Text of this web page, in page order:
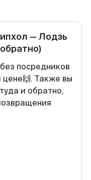
— Лодзь
посредников
Также вы
и обратно,